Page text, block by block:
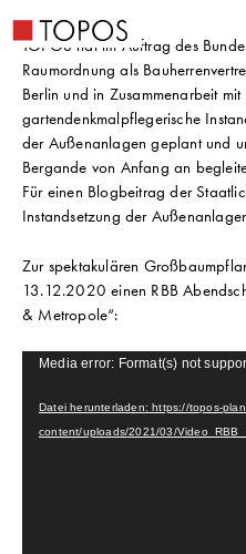
TOPOS hat im Auftrag des
Raumordnung als
Berlin und in Zusammenarbeit
gartendenkmalpflegerische
der Außenanlagen geplant und
Bergande von Anfang an
Für einen Blogbeitrag der
Instandsetzung der
Zur spektakulären
13.12.2020 einen RBB
& Metropole“:
Video-
Media error: Format(s) not
Datei herunterladen: https://topos-
content/uploads/2021/03/